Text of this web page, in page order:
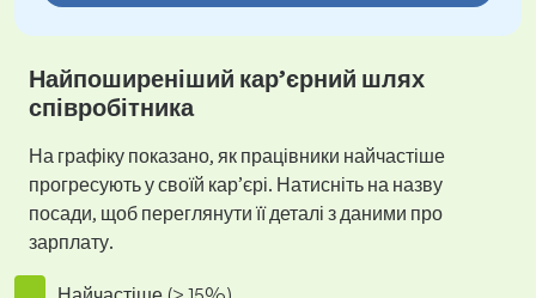
Найпоширеніший кар’єрний шлях
співробітника
На графіку показано, як працівники найчастіше
прогресують у своїй кар’єрі. Натисніть на назву
посади, щоб переглянути її деталі з даними про
зарплату.